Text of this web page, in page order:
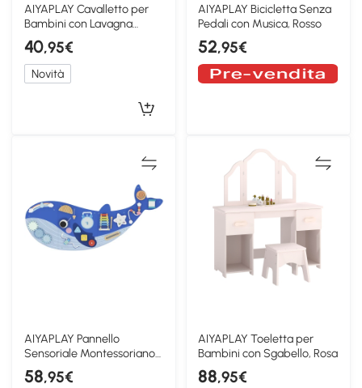
AIYAPLAY Cavalletto per
Bambini con Lavagna
Doppia, Color Legno
40,95€
Novità
AIYAPLAY Bicicletta Senza
Pedali con Musica, Rosso
52,95€
AIYAPLAY Pannello
Sensoriale Montessoriano
da Parete, Blu
58,95€
AIYAPLAY Toeletta per
Bambini con Sgabello, Rosa
88,95€